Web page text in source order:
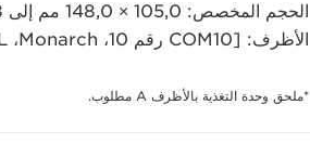
الحجم المخصص: 105,0 × 148,0 مم إلى 304,8 × 457,2 مم
الأظرف: [COM10 رقم 10، Monarch،‏ DL]*
*ملحق وحدة التغذية بالأظرف A مطلوب.